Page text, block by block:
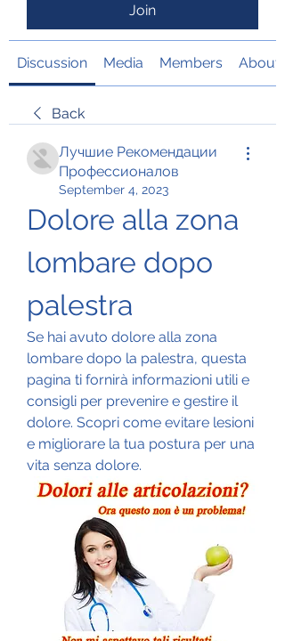
Join
Discussion Media Members About
Back
Лучшие Рекомендации
Профессионалов
September 4, 2023
Dolore alla zona
lombare dopo
palestra
Se hai avuto dolore alla zona
lombare dopo la palestra, questa
pagina ti fornirà informazioni utili e
consigli per prevenire e gestire il
dolore. Scopri come evitare lesioni
e migliorare la tua postura per una
vita senza dolore.